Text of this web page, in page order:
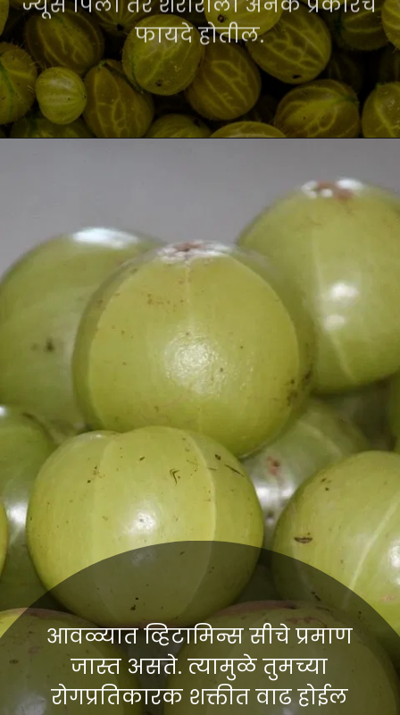
आवळ्यात व्हिटामिन्स सीचे प्रमाण
जास्त असते. त्यामुळे तुमच्या
रोगप्रतिकारक शक्तीत वाढ होईल